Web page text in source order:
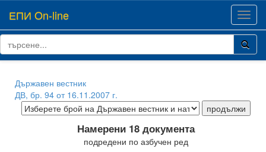
ЕПИ On-line
Държавен вестник
ДВ, бр. 94 от 16.11.2007 г.
Намерени 18 документа
подредени по азбучен ред